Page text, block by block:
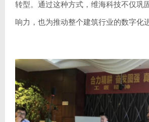
转型。通过这种方式，维海科技不仅巩
响力，也为推动整个建筑行业的数字化